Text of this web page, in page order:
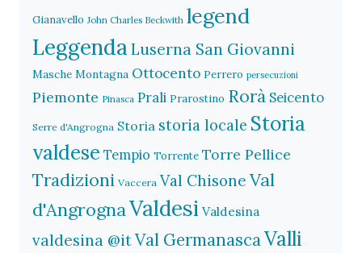
Gianavello John Charles Beckwith legend
Leggenda Luserna San Giovanni
Masche Montagna Ottocento Perrero persecuzioni
Piemonte Pinasca Prali Prarostino Rorà Seicento
Serre d'Angrogna Storia storia locale Storia
valdese Tempio Torrente Torre Pellice
Tradizioni Vaccera Val Chisone Val
d'AngrognaValdesi Valdesina
valdesina @itVal GermanascaValli